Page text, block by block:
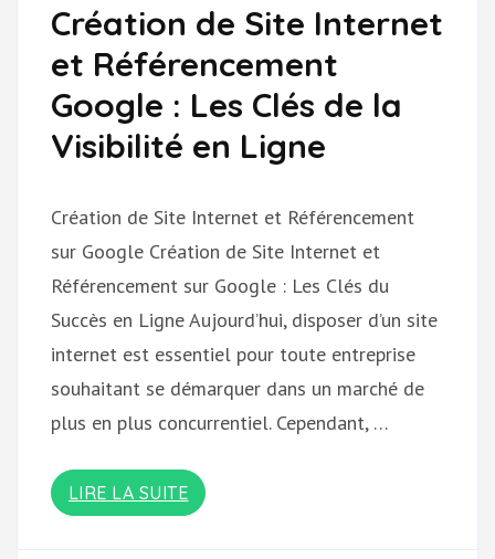
Création de Site Internet
et Référencement
Google : Les Clés de la
Visibilité en Ligne
Création de Site Internet et Référencement
sur Google Création de Site Internet et
Référencement sur Google : Les Clés du
Succès en Ligne Aujourd’hui, disposer d’un site
internet est essentiel pour toute entreprise
souhaitant se démarquer dans un marché de
plus en plus concurrentiel. Cependant, …
LIRE LA SUITE